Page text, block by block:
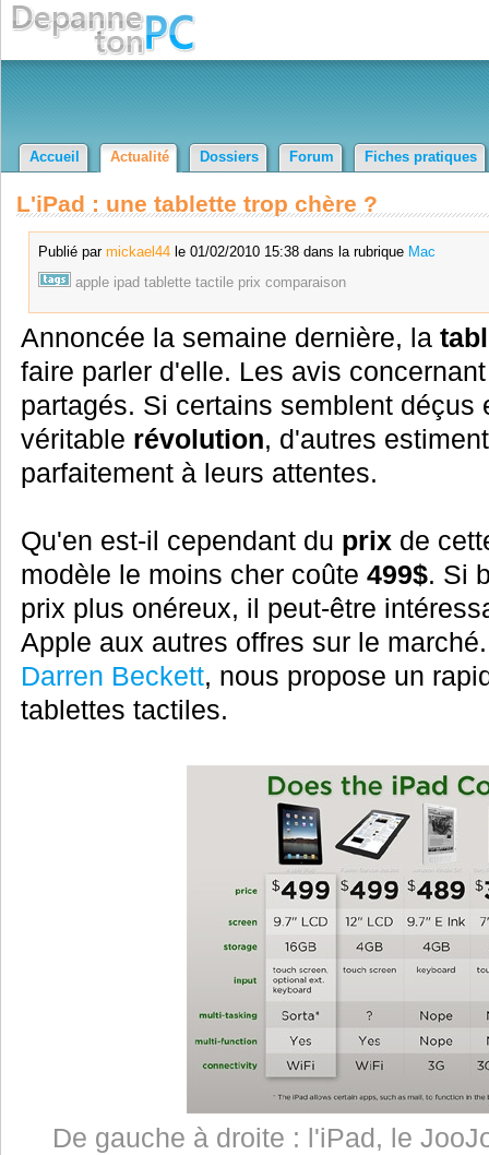
Accueil Actualité Dossiers Forum Fiches pratiques
L'iPad : une tablette trop chère ?
Publié par mickael44le 01/02/2010 15:38 dans la rubrique Mac
apple ipad tablette tactile prix comparaison
Annoncée la semaine dernière, la
faire parler d'elle. Les avis
partagés. Si certains semblent déçus
véritable révolution, d'autres
parfaitement à leurs attentes.
Qu'en est-il cependant du prixde
modèle le moins cher coûte 499$. Si
prix plus onéreux, il peut-être
Apple aux autres offres sur le
Darren Beckett, nous propose un
tablettes tactiles.
De gauche à droite : l'iPad, le